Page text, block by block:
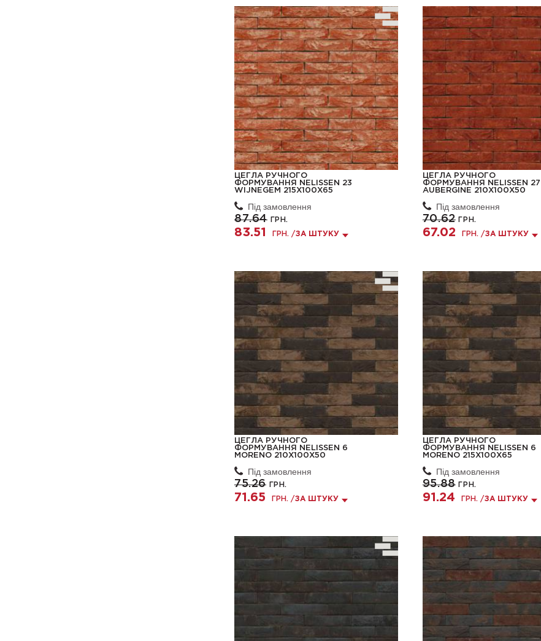
ЦЕГЛА РУЧНОГО
ФОРМУВАННЯ NELISSEN 23
WIJNEGEM 215X100X65
Під замовлення
87.64 ГРН.
83.51 ГРН. /ЗА ШТУКУ
ЦЕГЛА РУЧНОГО
ФОРМУВАННЯ NELISSEN 27
AUBERGINE 210X100X50
Під замовлення
70.62ГРН.
67.02 ГРН. /ЗА ШТУКУ
ЦЕГЛА РУЧНОГО
ФОРМУВАННЯ NELISSEN 6
MORENO 210X100X50
Під замовлення
75.26 ГРН.
71.65 ГРН. /ЗА ШТУКУ
ЦЕГЛА РУЧНОГО
ФОРМУВАННЯ NELISSEN 6
MORENO 215X100X65
Під замовлення
95.88ГРН.
91.24 ГРН. /ЗА ШТУКУ